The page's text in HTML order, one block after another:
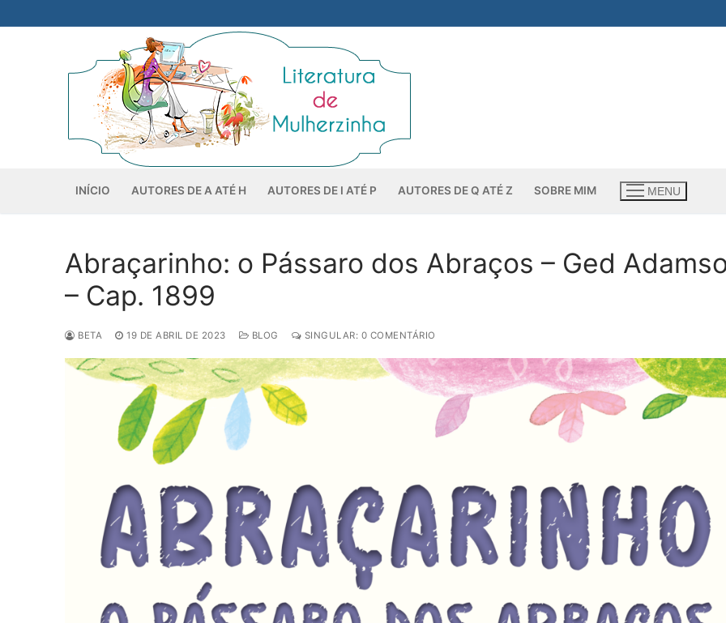
para
INÍCIO AUTORES DE A ATÉ H AUTORES DE I ATÉ P AUTORES DE Q ATÉ Z SOBRE MIM MENU
Abraçarinho: o Pássaro dos Abraços – Ged
– Cap. 1899
BETA 19 DE ABRIL DE 2023 BLOG SINGULAR: 0 COMENTÁRIO